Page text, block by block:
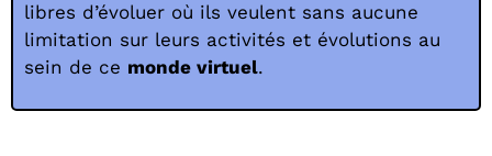
libres d’évoluer où ils veulent sans aucune
limitation sur leurs activités et évolutions au
sein de ce monde virtuel.